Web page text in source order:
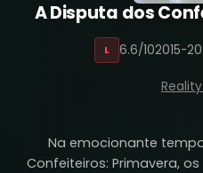
A Disputa dos
L 6.6/102015-
Na emocionante
Confeiteiros: Primavera,